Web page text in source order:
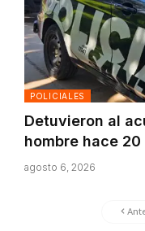
POLICIALES
Detuvieron al
hombre hace 20
agosto 6, 2026